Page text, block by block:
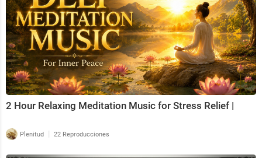
2 Hour Relaxing Meditation Music for Stress Relief |
Plenitud | 22 Reproducciones